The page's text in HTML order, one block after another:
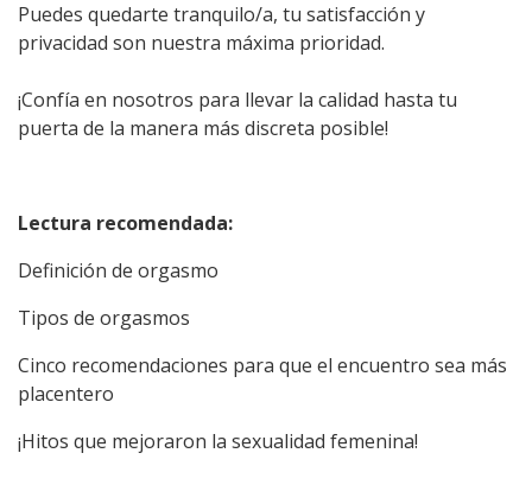
Puedes quedarte tranquilo/a, tu satisfacción y
privacidad son nuestra máxima prioridad.
¡Confía en nosotros para llevar la calidad hasta tu
puerta de la manera más discreta posible!
Lectura recomendada:
Definición de orgasmo
Tipos de orgasmos
Cinco recomendaciones para que el encuentro sea más
placentero
¡Hitos que mejoraron la sexualidad femenina!